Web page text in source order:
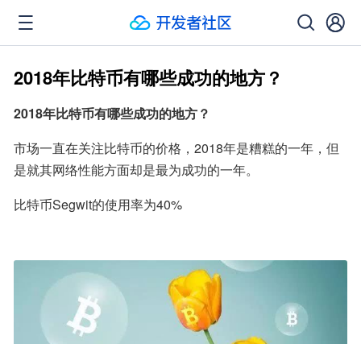
2018年比特币有哪些成功的地方？
2018年比特币有哪些成功的地方？
市场一直在关注比特币的价格，2018年是糟糕的一年，但
是就其网络性能方面却是最为成功的一年。
比特币Segwit的使用率为40%